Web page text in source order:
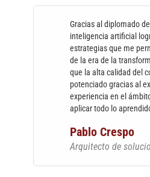
Gracias al diplomado
inteligencia artificial
estrategias que me
de la era de la
que la alta calidad del
potenciado gracias al
experiencia en el
aplicar todo lo
Pablo Crespo
Arquitecto de